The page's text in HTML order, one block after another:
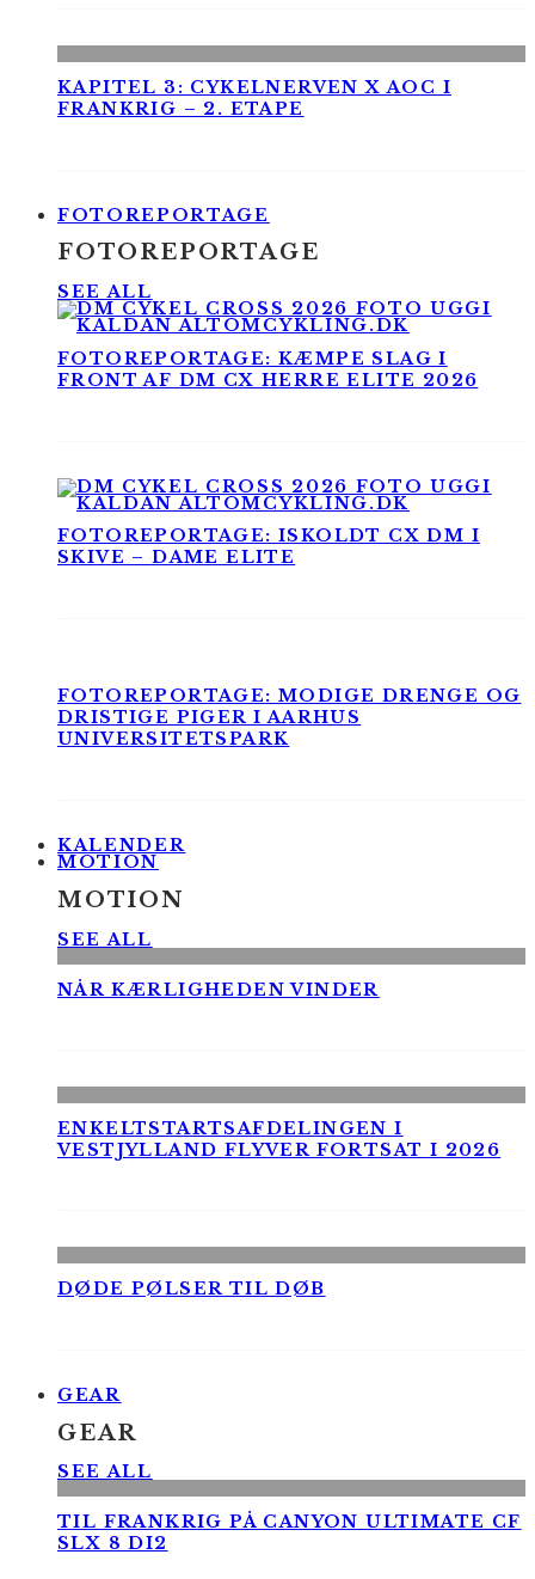
KAPITEL 3: CYKELNERVEN X AOC I
FRANKRIG – 2. ETAPE
FOTOREPORTAGE
FOTOREPORTAGE
SEE ALL
FOTOREPORTAGE: KÆMPE SLAG I
FRONT AF DM CX HERRE ELITE 2026
FOTOREPORTAGE: ISKOLDT CX DM I
SKIVE – DAME ELITE
FOTOREPORTAGE: MODIGE DRENGE OG
DRISTIGE PIGER I AARHUS
UNIVERSITETSPARK
KALENDER
MOTION
MOTION
SEE ALL
NÅR KÆRLIGHEDEN VINDER
ENKELTSTARTSAFDELINGEN I
VESTJYLLAND FLYVER FORTSAT I 2026
DØDE PØLSER TIL DØB
GEAR
GEAR
SEE ALL
TIL FRANKRIG PÅ CANYON ULTIMATE CF
SLX 8 DI2